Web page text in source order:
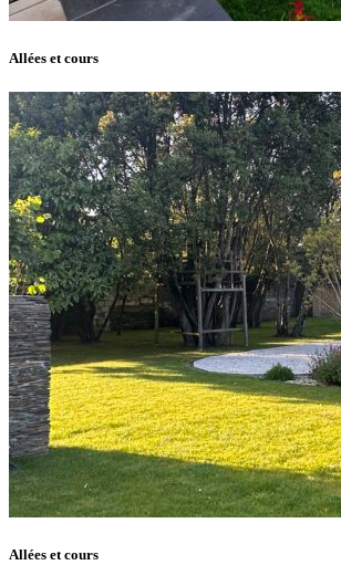
Allées et cours
Allées et cours